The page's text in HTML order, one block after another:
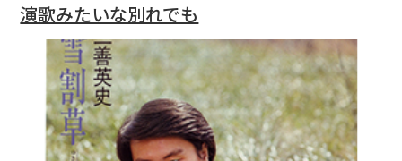
演歌みたいな別れでも